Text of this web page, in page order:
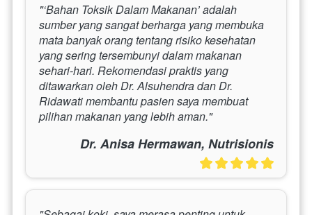
"‘Bahan Toksik Dalam Makanan’ adalah
sumber yang sangat berharga yang membuka
mata banyak orang tentang risiko kesehatan
yang sering tersembunyi dalam makanan
sehari-hari. Rekomendasi praktis yang
ditawarkan oleh Dr. Alsuhendra dan Dr.
Ridawati membantu pasien saya membuat
pilihan makanan yang lebih aman."
Dr. Anisa Hermawan, Nutrisionis